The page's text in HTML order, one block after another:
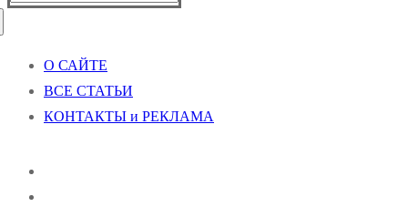
О САЙТЕ
ВСЕ СТАТЬИ
КОНТАКТЫ и РЕКЛАМА